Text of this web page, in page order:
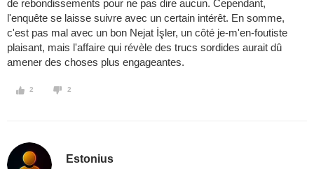
de rebondissements pour ne pas dire aucun. Cependant,
l'enquête se laisse suivre avec un certain intérêt. En somme,
c'est pas mal avec un bon Nejat İşler, un côté je-m'en-foutiste
plaisant, mais l'affaire qui révèle des trucs sordides aurait dû
amener des choses plus engageantes.
2 2
Estonius